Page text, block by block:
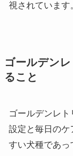
視されています
ゴールデン
ること
ゴールデンレ
設定と毎日のケ
すい犬種であ